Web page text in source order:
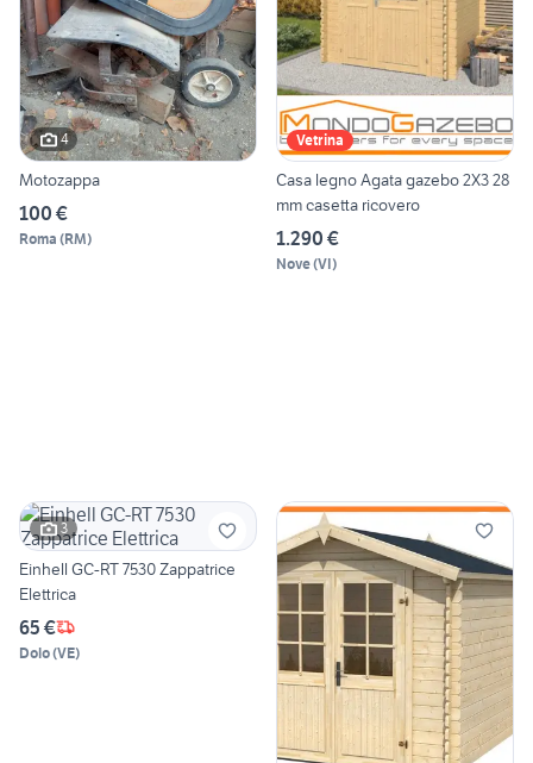
4
Motozappa
100 €
Roma (RM)
Vetrina
Casa legno Agata gazebo 2X3 28
mm casetta ricovero
1.290 €
Nove(VI)
3
Einhell GC-RT 7530 Zappatrice
Elettrica
65 €
Dolo(VE)